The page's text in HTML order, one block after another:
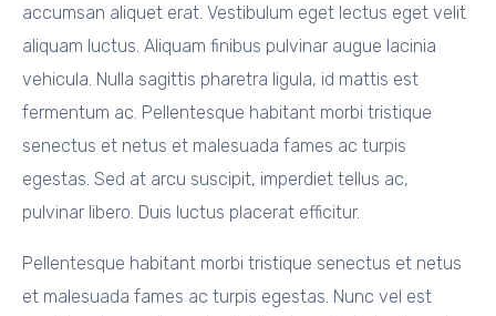
accumsan aliquet erat. Vestibulum eget lectus eget velit
aliquam luctus. Aliquam finibus pulvinar augue lacinia
vehicula. Nulla sagittis pharetra ligula, id mattis est
fermentum ac. Pellentesque habitant morbi tristique
senectus et netus et malesuada fames ac turpis
egestas. Sed at arcu suscipit, imperdiet tellus ac,
pulvinar libero. Duis luctus placerat efficitur.
Pellentesque habitant morbi tristique senectus et netus
et malesuada fames ac turpis egestas. Nunc vel est